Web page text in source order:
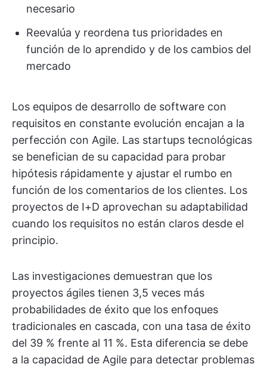
necesario
Reevalúa y reordena tus prioridades en
función de lo aprendido y de los cambios del
mercado
Los equipos de desarrollo de software con
requisitos en constante evolución encajan a la
perfección con Agile. Las startups tecnológicas
se benefician de su capacidad para probar
hipótesis rápidamente y ajustar el rumbo en
función de los comentarios de los clientes. Los
proyectos de I+D aprovechan su adaptabilidad
cuando los requisitos no están claros desde el
principio.
Las investigaciones demuestran que los
proyectos ágiles tienen 3,5 veces más
probabilidades de éxito que los enfoques
tradicionales en cascada, con una tasa de éxito
del 39 % frente al 11 %. Esta diferencia se debe
a la capacidad de Agile para detectar problemas